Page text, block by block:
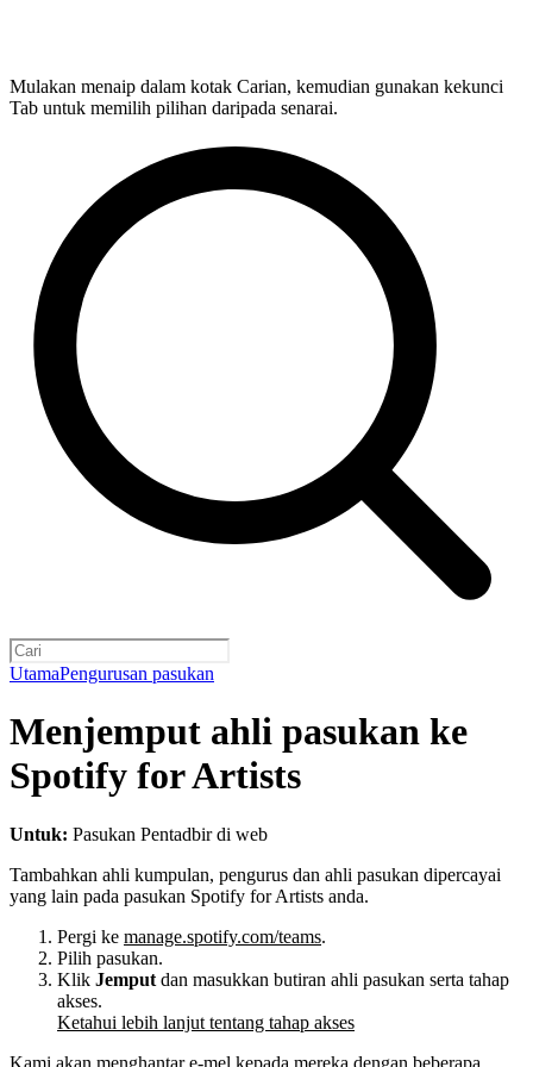
Mulakan menaip dalam kotak Carian, kemudian gunakan kekunci
Tab untuk memilih pilihan daripada senarai.
UtamaPengurusan pasukan
Menjemput ahli pasukan ke
Spotify for Artists
Untuk: Pasukan Pentadbir di web
Tambahkan ahli kumpulan, pengurus dan ahli pasukan dipercayai
yang lain pada pasukan Spotify for Artists anda.
Pergi ke manage.spotify.com/teams.
Pilih pasukan.
Klik Jemput dan masukkan butiran ahli pasukan serta tahap
akses.
Ketahui lebih lanjut tentang tahap akses
Kami akan menghantar e-mel kepada mereka dengan beberapa